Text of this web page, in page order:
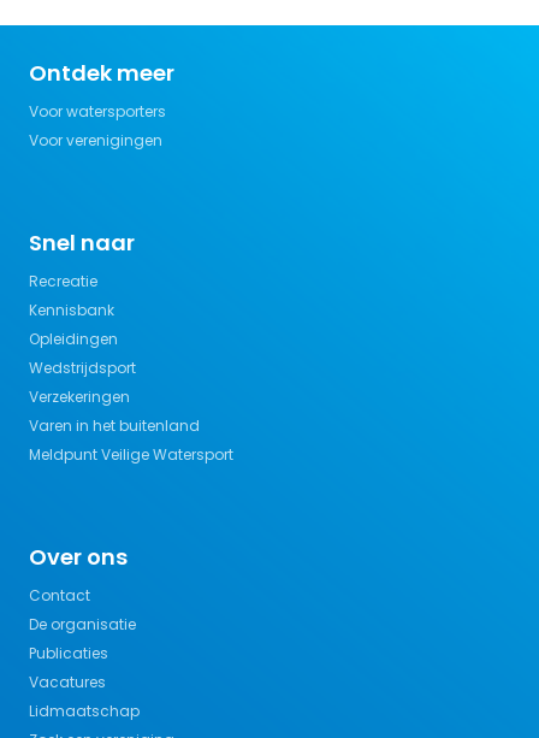
Ontdek meer
Voor watersporters
Voor verenigingen
Snel naar
Recreatie
Kennisbank
Opleidingen
Wedstrijdsport
Verzekeringen
Varen in het buitenland
Meldpunt Veilige Watersport
Over ons
Contact
De organisatie
Publicaties
Vacatures
Lidmaatschap